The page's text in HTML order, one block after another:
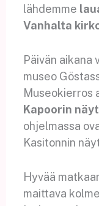
lähdemme
Vanhalta
Päivän aikana
museo
Museokierros
Kapoorin
ohjelmassa
Kasitonnin
Hyvää
maittava